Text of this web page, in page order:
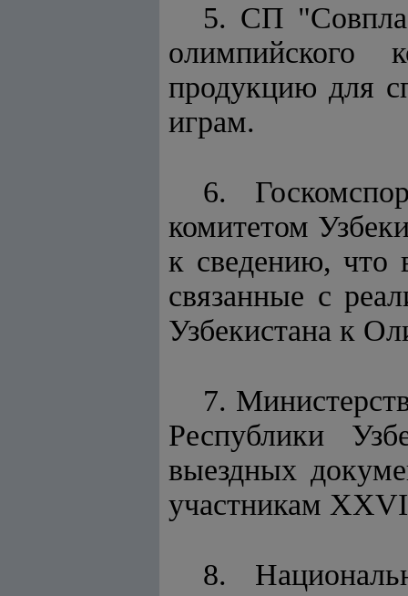
5. СП
олимпийского
продукцию для
играм.
6.
комитетом
к сведению, что
связанные с
Узбекистана к
7.
Республики
выездных
участникам
8.